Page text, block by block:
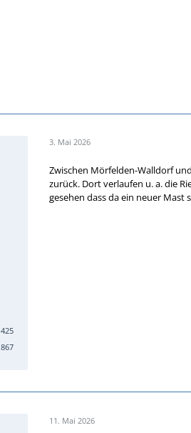
425
867
3. Mai 2026
Zwischen Mörfelden-Walldorf
zurück. Dort verlaufen u. a. die
gesehen dass da ein neuer Mast
11. Mai 2026